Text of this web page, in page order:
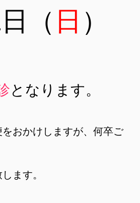
（ 日 ）
となります。
おかけしますが、何卒ご
ます。